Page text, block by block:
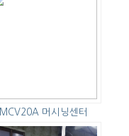
MCV20A 머시닝센터